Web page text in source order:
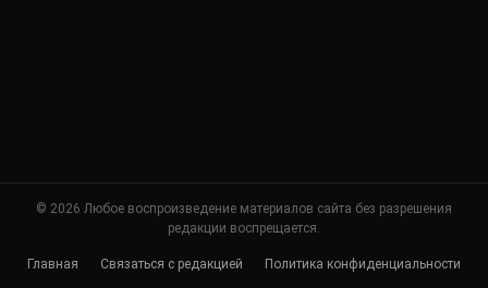
© 2026 Любое воспроизведение материалов сайта без разрешения
редакции воспрещается.
Главная Связаться с редакцией Политика конфиденциальности